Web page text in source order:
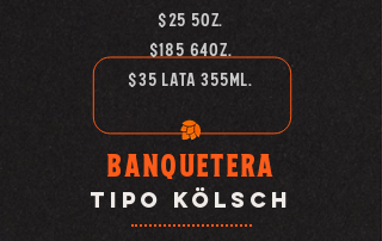
$25 5oz.
$185 64oz.
$35 LATA 355ML.
Banquetera
tipo KölscH